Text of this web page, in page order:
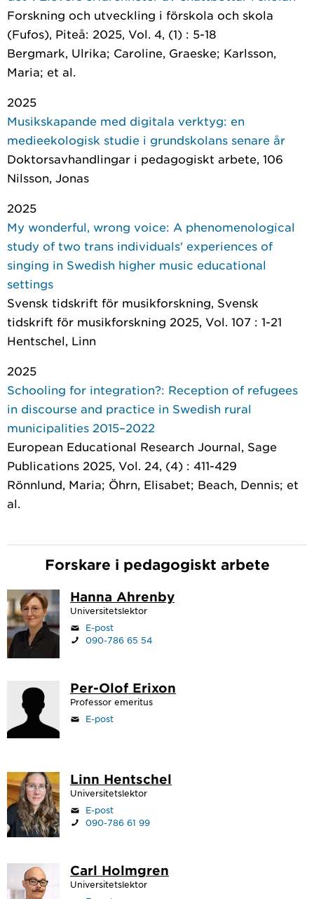
Forskning och utveckling i förskola och skola
(Fufos), Piteå: 2025, Vol. 4, (1) : 5-18
Bergmark, Ulrika; Caroline, Graeske; Karlsson,
Maria; et al.
2025
Musikskapande med digitala verktyg: en
medieekologisk studie i grundskolans senare år
Doktorsavhandlingar i pedagogiskt arbete, 106
Nilsson, Jonas
2025
My wonderful, wrong voice: A phenomenological
study of two trans individuals' experiences of
singing in Swedish higher music educational
settings
Svensk tidskrift för musikforskning, Svensk
tidskrift för musikforskning 2025, Vol. 107 : 1-21
Hentschel, Linn
2025
Schooling for integration?: Reception of refugees
in discourse and practice in Swedish rural
municipalities 2015–2022
European Educational Research Journal, Sage
Publications 2025, Vol. 24, (4) : 411-429
Rönnlund, Maria; Öhrn, Elisabet; Beach, Dennis; et
al.
Forskare i pedagogiskt arbete
Hanna Ahrenby
Universitetslektor
E-post
090-786 65 54
Per-Olof Erixon
Professor emeritus
E-post
Linn Hentschel
Universitetslektor
E-post
090-786 61 99
Carl Holmgren
Universitetslektor